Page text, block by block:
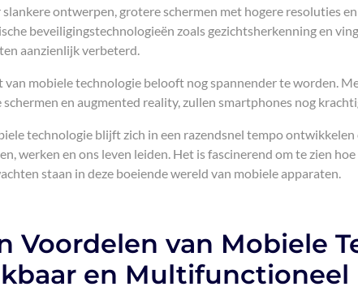
ontwerpen, grotere schermen met hogere resoluties
beveiligingstechnologieën zoals gezichtsherkenning en
aanzienlijk verbeterd.
van mobiele technologie belooft nog spannender te worden.
en augmented reality, zullen smartphones nog
technologie blijft zich in een razendsnel tempo
werken en ons leven leiden. Het is fascinerend om te zien
staan in deze boeiende wereld van mobiele apparaten.
Voordelen van Mobiele
en Multifunctioneel